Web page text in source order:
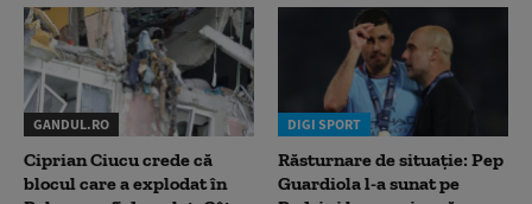
GANDUL.RO
Ciprian Ciucu crede că
blocul care a explodat în
DIGI SPORT
Răsturnare de situație: Pep
Guardiola l-a sunat pe